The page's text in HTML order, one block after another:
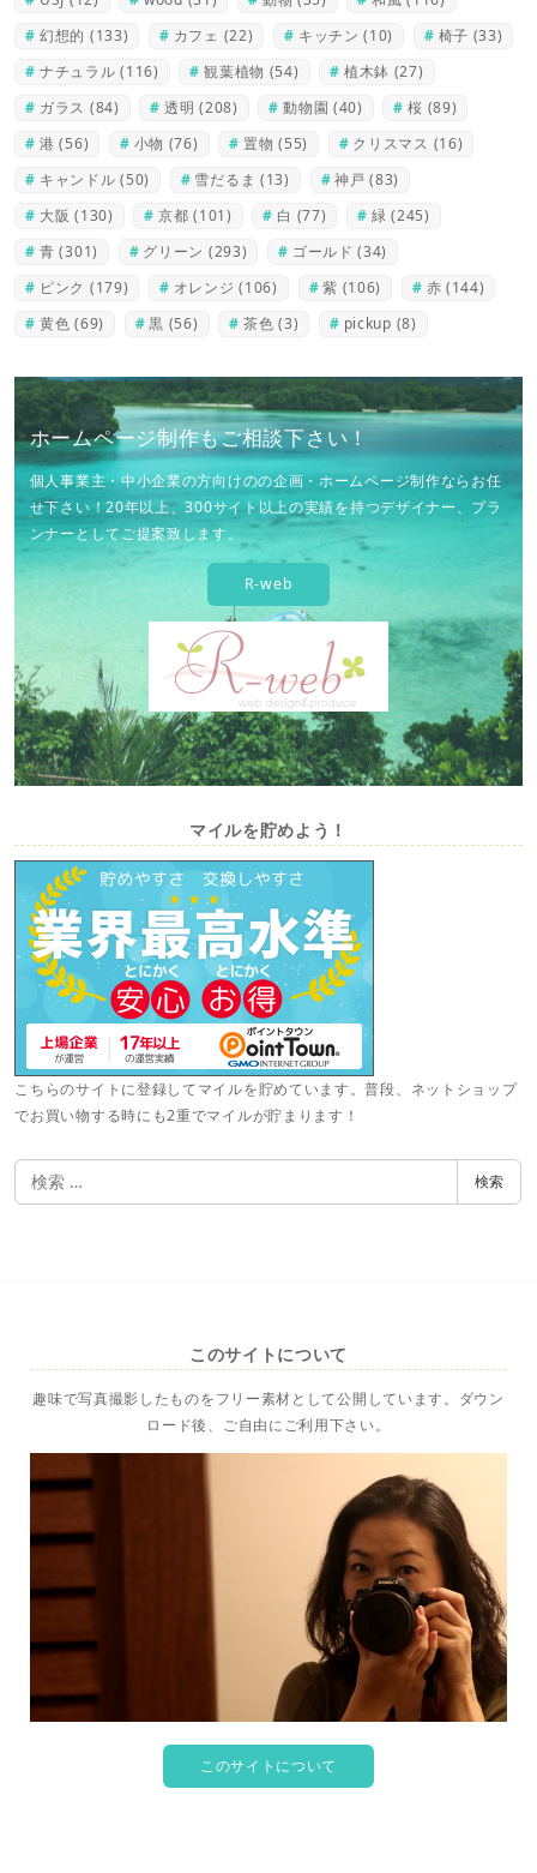
幻想的 (133) カフェ (22) キッチン (10) 椅子 (33)
ナチュラル (116) 観葉植物 (54) 植木鉢 (27)
ガラス (84) 透明 (208) 動物園 (40) 桜 (89)
港 (56) 小物 (76) 置物 (55) クリスマス (16)
キャンドル (50) 雪だるま (13) 神戸 (83)
大阪 (130) 京都 (101) 白 (77) 緑 (245)
青 (301) グリーン (293) ゴールド (34)
ピンク (179) オレンジ (106) 紫 (106) 赤 (144)
黄色 (69) 黒 (56) 茶色 (3) pickup (8)
ホームページ制作もご相談下さい！
個人事業主・中小企業の方向けのの企画・ホームページ制作ならお任
せ下さい！20年以上、300サイト以上の実績を持つデザイナー、プラ
ンナーとしてご提案致します。
R-web
マイルを貯めよう！
こちらのサイトに登録してマイルを貯めています。普段、ネットショップ
でお買い物する時にも2重でマイルが貯まります！
検
索
検索
このサイトについて
趣味で写真撮影したものをフリー素材として公開しています。ダウン
ロード後、ご自由にご利用下さい。
このサイトについて